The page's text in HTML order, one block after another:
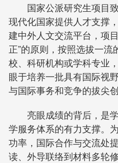
国家公派研究生项目
现代化国家提供人才支撑
建中外人文交流平台，项
正”的原则，按照选拔一
校、科研机构或学科专业
眼于培养一批具有国际视
与国际事务和竞争的拔尖创
亮眼成绩的背后，是
学服务体系的有力支撑。
功率，国际合作与交流处
读、外导联络到材料多轮